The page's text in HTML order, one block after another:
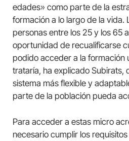
edades» como parte de la
formación a lo largo de la vida.
personas entre los 25 y los 65
oportunidad de recualificarse
podido acceder a la formación
trataría, ha explicado Subirats,
sistema más flexible y
parte de la población pueda
Para acceder a estas micro
necesario cumplir los